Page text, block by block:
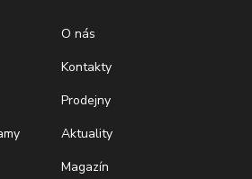
O nás
Kontakty
Prodejny
Aktuality
Magazín